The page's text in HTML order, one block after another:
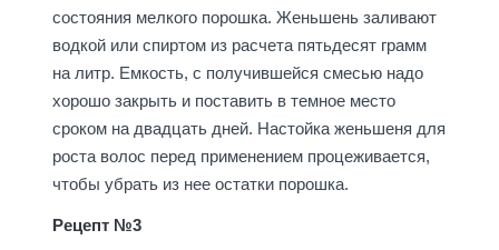
состояния мелкого порошка. Женьшень заливают
водкой или спиртом из расчета пятьдесят грамм
на литр. Емкость, с получившейся смесью надо
хорошо закрыть и поставить в темное место
сроком на двадцать дней. Настойка женьшеня для
роста волос перед применением процеживается,
чтобы убрать из нее остатки порошка.
Рецепт №3